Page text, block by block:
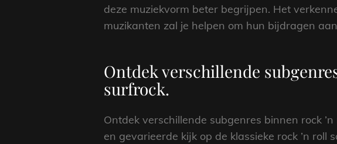
deze muziekvorm beter begrijpen. Het
muzikanten zal je helpen om hun bijdragen
Ontdek verschillende
surfrock.
Ontdek verschillende subgenres binnen rock
en gevarieerde kijk op de klassieke rock ’n roll